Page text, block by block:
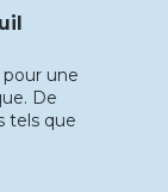
une
De
tels que